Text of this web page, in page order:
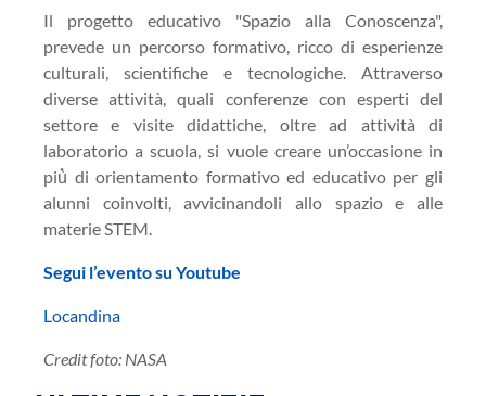
Il progetto educativo "Spazio alla Conoscenza",
prevede un percorso formativo, ricco di esperienze
culturali, scientifiche e tecnologiche. Attraverso
diverse attività, quali conferenze con esperti del
settore e visite didattiche, oltre ad attività di
laboratorio a scuola, si vuole creare un’occasione in
più̀ di orientamento formativo ed educativo per gli
alunni coinvolti, avvicinandoli allo spazio e alle
materie STEM.
Segui l’evento su Youtube
Locandina
Credit foto: NASA